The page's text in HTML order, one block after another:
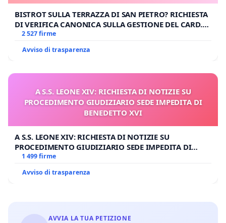
BISTROT SULLA TERRAZZA DI SAN PIETRO? RICHIESTA
DI VERIFICA CANONICA SULLA GESTIONE DEL CARD.
GAMBETTI
2 527 firme
Avviso di trasparenza
A S.S. LEONE XIV: RICHIESTA DI NOTIZIE SU
PROCEDIMENTO GIUDIZIARIO SEDE IMPEDITA DI
BENEDETTO XVI
A S.S. LEONE XIV: RICHIESTA DI NOTIZIE SU
PROCEDIMENTO GIUDIZIARIO SEDE IMPEDITA DI
BENEDETTO XVI
1 499 firme
Avviso di trasparenza
AVVIA LA TUA PETIZIONE